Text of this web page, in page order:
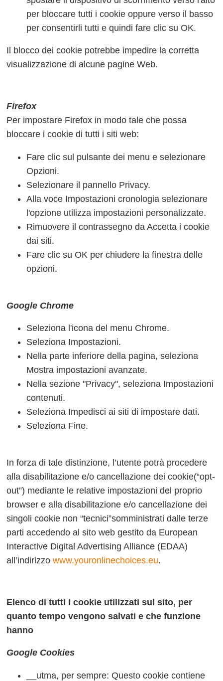
per bloccare tutti i cookie oppure verso il basso
per consentirli tutti e quindi fare clic su OK.
Il blocco dei cookie potrebbe impedire la corretta
visualizzazione di alcune pagine Web.
Firefox
Per impostare Firefox in modo tale che possa
bloccare i cookie di tutti i siti web:
Fare clic sul pulsante dei menu e selezionare
Opzioni.
Selezionare il pannello Privacy.
Alla voce Impostazioni cronologia selezionare
l'opzione utilizza impostazioni personalizzate.
Rimuovere il contrassegno da Accetta i cookie
dai siti.
Fare clic su OK per chiudere la finestra delle
opzioni.
Google Chrome
Seleziona l'icona del menu Chrome.
Seleziona Impostazioni.
Nella parte inferiore della pagina, seleziona
Mostra impostazioni avanzate.
Nella sezione "Privacy", seleziona Impostazioni
contenuti.
Seleziona Impedisci ai siti di impostare dati.
Seleziona Fine.
In forza di tale distinzione, l’utente potrà procedere
alla disabilitazione e/o cancellazione dei cookie(“opt-
out”) mediante le relative impostazioni del proprio
browser e alla disabilitazione e/o cancellazione dei
singoli cookie non “tecnici”somministrati dalle terze
parti accedendo al sito web gestito da European
Interactive Digital Advertising Alliance (EDAA)
all’indirizzowww.youronlinechoices.eu.
Elenco di tutti i cookie utilizzati sul sito, per
quanto tempo vengono salvati e che funzione
hanno
Google Cookies
__utma, per sempre: Questo cookie contiene